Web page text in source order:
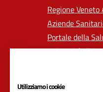
Regione
Aziende
Portale della
Università di
Utilizziamo i cookie